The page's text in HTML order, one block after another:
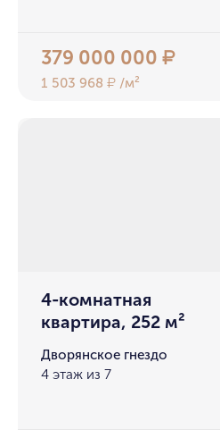
379 000 000₽
1 503 968₽ /м²
4-комнатная
квартира, 252 м²
Дворянское гнездо
4 этаж из 7